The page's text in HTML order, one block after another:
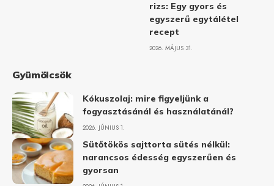
rizs: Egy gyors és
egyszerű egytálétel
recept
2026. MÁJUS 31.
Gyümölcsök
Kókuszolaj: mire figyeljünk a
fogyasztásánál és használatánál?
2026. JÚNIUS 1.
Sütőtökös sajttorta sütés nélkül:
narancsos édesség egyszerűen és
gyorsan